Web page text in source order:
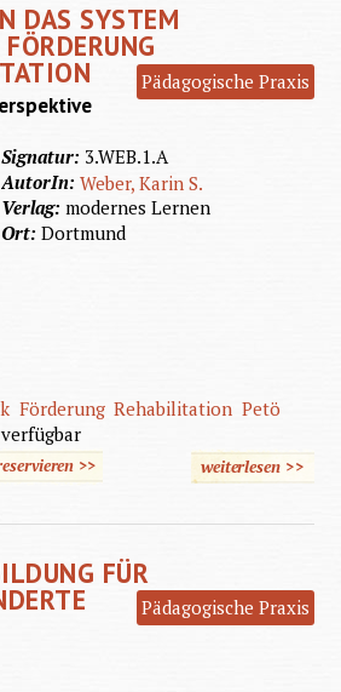
DAS SYSTEM
Pädagogische Praxis
Signatur: 3.WEB.1.A
AutorIn:Weber, Karin S.
Verlag:modernes Lernen
Ort:Dortmund
Förderung Rehabilitation Petö
verfügbar
>> weiterlesen>>
FÜR
Pädagogische Praxis